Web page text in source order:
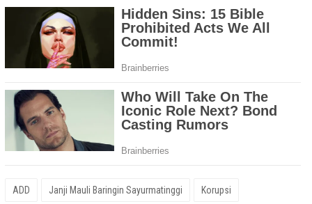
ADD Janji Mauli Baringin Sayurmatinggi Korupsi